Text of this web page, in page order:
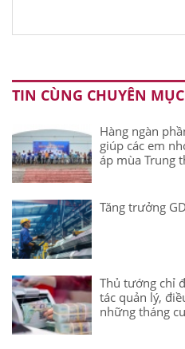
TIN CÙNG CHUYÊN MỤC
Hàng ngàn
giúp các em
áp mùa Trung
Tăng trưởng
Thủ tướng chỉ
tác quản lý,
những tháng